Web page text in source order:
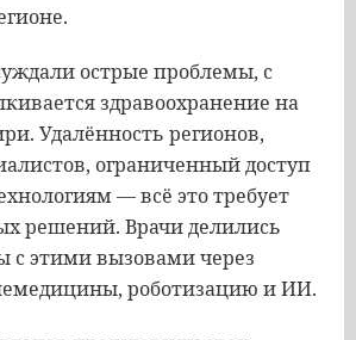
острые проблемы, с
здравоохранение на
Удалённость регионов,
ограниченный доступ
— всё это требует
решений. Врачи делились
с этими вызовами через
роботизацию и ИИ.